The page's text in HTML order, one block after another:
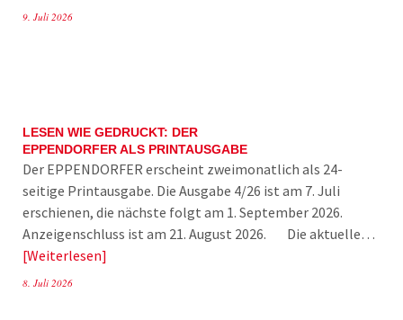
9. Juli 2026
LESEN WIE GEDRUCKT: DER
EPPENDORFER ALS PRINTAUSGABE
Der EPPENDORFER erscheint zweimonatlich als 24-
seitige Printausgabe. Die Ausgabe 4/26 ist am 7. Juli
erschienen, die nächste folgt am 1. September 2026.
Anzeigenschluss ist am 21. August 2026. Die aktuelle…
Weiterlesen
8. Juli 2026